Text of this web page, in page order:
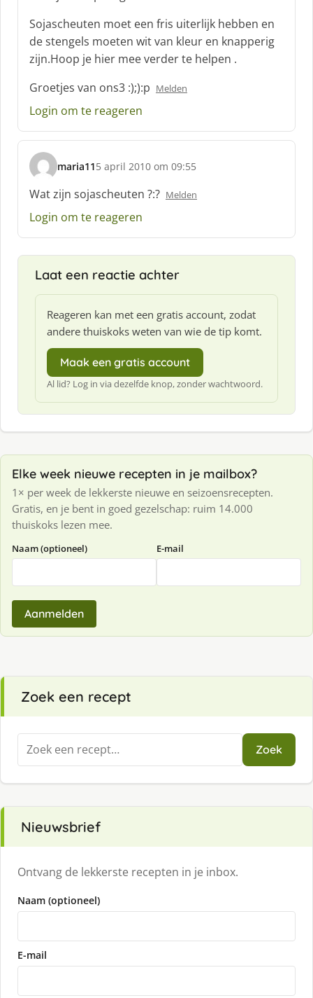
:Sojascheuten moet een fris uiterlijk hebben en
de stengels moeten wit van kleur en knapperig
zijn.Hoop je hier mee verder te helpen .
Groetjes van ons3 :);):p Melden
Login om te reageren
maria11
s
c
h
r
5 april 2010 om 09:55
Wat zijn sojascheuten ?:? Melden
Login om te reageren
Laat een reactie achter
Reageren kan met een gratis account, zodat
andere thuiskoks weten van wie de tip komt.
Maak een gratis account
Al lid? Log in via dezelfde knop, zonder wachtwoord.
Elke week nieuwe recepten in je mailbox?
1× per week de lekkerste nieuwe en seizoensrecepten.
Gratis, en je bent in goed gezelschap: ruim 14.000
thuiskoks lezen mee.
Naam (optioneel) E-mail
Aanmelden
Zoek een recept
Zoeken
naar:
Zoek
Nieuwsbrief
Ontvang de lekkerste recepten in je inbox.
Naam (optioneel)
E-mail